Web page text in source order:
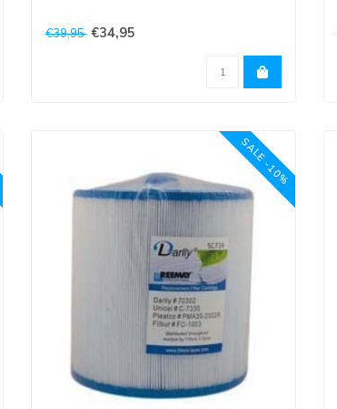
Bovenkant is 5 cm opening en onderkant
€39,95 €34,95
SALE -10%